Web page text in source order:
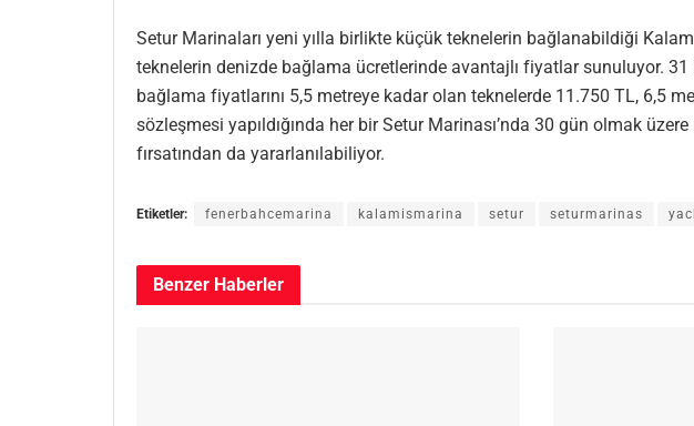
Setur Marinaları yeni yılla birlikte küçük teknelerin bağlanabildiği
teknelerin denizde bağlama ücretlerinde avantajlı fiyatlar sunuluyor.
bağlama fiyatlarını 5,5 metreye kadar olan teknelerde 11.750 TL, 6,5
sözleşmesi yapıldığında her bir Setur Marinası’nda 30 gün olmak
fırsatından da yararlanılabiliyor.
Etiketler: fenerbahcemarina kalamismarina setur seturmarinas
Benzer Haberler